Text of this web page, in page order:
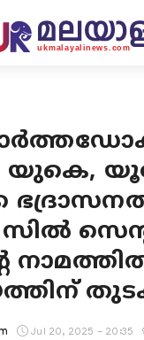
സെന്റ്
Jul 20, 2025 - 20:35